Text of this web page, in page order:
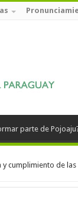
parte de
cumplimiento de